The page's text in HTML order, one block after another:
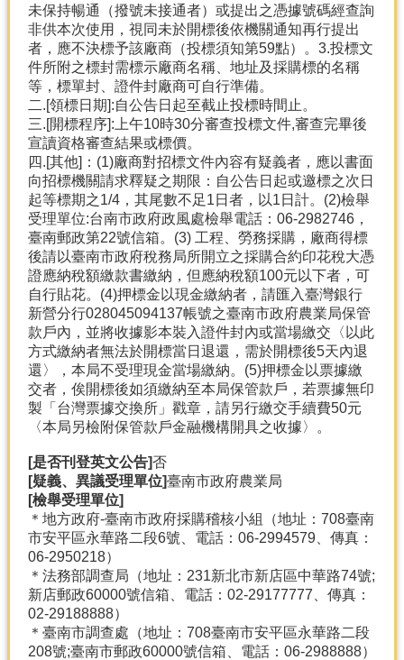
未保持暢通（撥號未接通者）或提出之憑據號碼經查詢
非供本次使用，視同未於開標後依機關通知再行提出
者，應不決標予該廠商（投標須知第59點）。3.投標文
件所附之標封需標示廠商名稱、地址及採購標的名稱
等，標單封、證件封廠商可自行準備。
二.[領標日期]:自公告日起至截止投標時間止。
三.[開標程序]:上午10時30分審查投標文件,審查完畢後
宣讀資格審查結果或標價。
四.[其他]：(1)廠商對招標文件內容有疑義者，應以書面
向招標機關請求釋疑之期限：自公告日起或邀標之次日
起等標期之1/4，其尾數不足1日者，以1日計。(2)檢舉
受理單位:台南市政府政風處檢舉電話：06-2982746，
臺南郵政第22號信箱。(3) 工程、勞務採購，廠商得標
後請以臺南市政府稅務局所開立之採購合約印花稅大憑
證應納稅額繳款書繳納，但應納稅額100元以下者，可
自行貼花。(4)押標金以現金繳納者，請匯入臺灣銀行
新營分行028045094137帳號之臺南市政府農業局保管
款戶內，並將收據影本裝入證件封內或當場繳交〈以此
方式繳納者無法於開標當日退還，需於開標後5天內退
還〉，本局不受理現金當場繳納。(5)押標金以票據繳
交者，俟開標後如須繳納至本局保管款戶，若票據無印
製「台灣票據交換所」戳章，請另行繳交手續費50元
〈本局另檢附保管款戶金融機構開具之收據〉。
[是否刊登英文公告]否
[疑義、異議受理單位]臺南市政府農業局
[檢舉受理單位]
＊地方政府-臺南市政府採購稽核小組（地址：708臺南
市安平區永華路二段6號、電話：06-2994579、傳真：
06-2950218）
＊法務部調查局（地址：231新北市新店區中華路74號;
新店郵政60000號信箱、電話：02-29177777、傳真：
02-29188888）
＊臺南市調查處（地址：708臺南市安平區永華路二段
208號;臺南市郵政60000號信箱、電話：06-2988888）